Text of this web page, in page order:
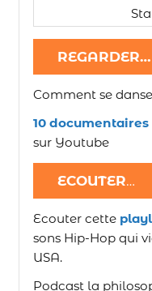
REGARDER…
Comment se
10 documentaires
sur Youtube
ECOUTER…
Ecouter cette
sons Hip-Hop qui
USA.
Podcast la